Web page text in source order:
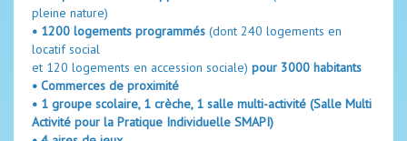
pleine nature)
• 1200 logements programmés (dont 240 logements en
locatif social
et 120 logements en accession sociale) pour 3000 habitants
• Commerces de proximité
• 1 groupe scolaire, 1 crèche, 1 salle multi-activité (Salle Multi
Activité pour la Pratique Individuelle SMAPI)